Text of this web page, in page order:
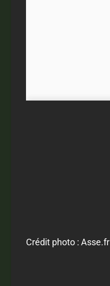
Crédit photo : Asse.fr